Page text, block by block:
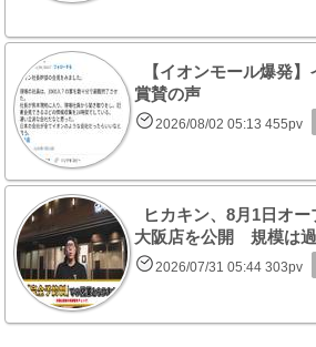
【イオンモール爆発】
賞賛の声
2026/08/02 05:13 455pv
ヒカキン、8月1日オー
大阪店を公開 規模は
2026/07/31 05:44 303pv